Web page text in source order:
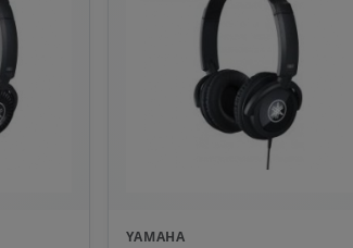
YAMAHA